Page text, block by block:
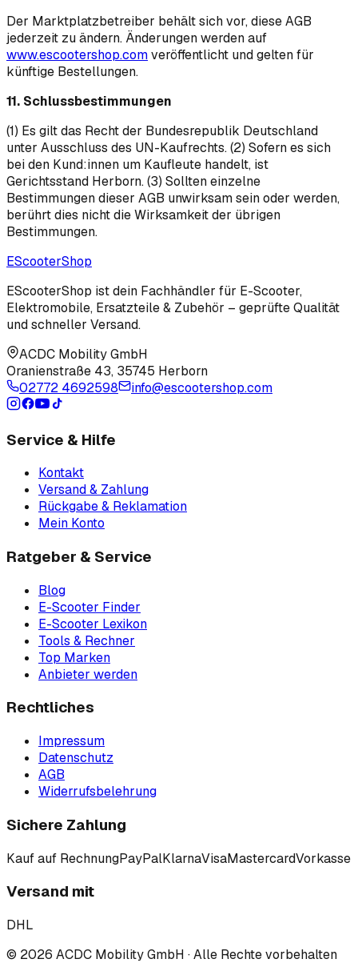
Der Marktplatzbetreiber behält sich vor, diese AGB
jederzeit zu ändern. Änderungen werden auf
www.escootershop.comveröffentlicht und gelten für
künftige Bestellungen.
11. Schlussbestimmungen
(1) Es gilt das Recht der Bundesrepublik Deutschland
unter Ausschluss des UN-Kaufrechts. (2) Sofern es sich
bei den Kund:innen um Kaufleute handelt, ist
Gerichtsstand Herborn. (3) Sollten einzelne
Bestimmungen dieser AGB unwirksam sein oder werden,
berührt dies nicht die Wirksamkeit der übrigen
Bestimmungen.
EScooterShop
EScooterShop ist dein Fachhändler für E-Scooter,
Elektromobile, Ersatzteile & Zubehör – geprüfte Qualität
und schneller Versand.
ACDC Mobility GmbH
Oranienstraße 43, 35745 Herborn
02772 4692598
info@escootershop.com
Service & Hilfe
Kontakt
Versand & Zahlung
Rückgabe & Reklamation
Mein Konto
Ratgeber & Service
Blog
E-Scooter Finder
E-Scooter Lexikon
Tools & Rechner
Top Marken
Anbieter werden
Rechtliches
Impressum
Datenschutz
AGB
Widerrufsbelehrung
Sichere Zahlung
Kauf auf RechnungPayPalKlarnaVisaMastercardVorkasse
Versand mit
DHL
© 2026 ACDC Mobility GmbH · Alle Rechte vorbehalten